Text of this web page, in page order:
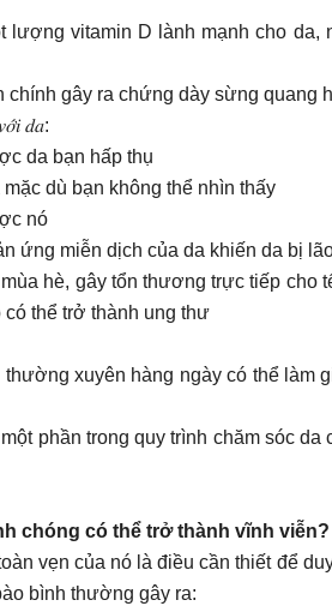
lượng vitamin D lành mạnh cho
gây ra chứng dày sừng quang
𝑑𝑎:
da bạn hấp thụ
dù bạn không thể nhìn thấy
nó
ứng miễn dịch của da khiến da bị
hè, gây tổn thương trực tiếp
thể trở thành ung thư
xuyên hàng ngày có thể làm
phần trong quy trình chăm sóc
chóng có thể trở thành vĩnh viễn?
vẹn của nó là điều cần thiết để
bình thường gây ra: